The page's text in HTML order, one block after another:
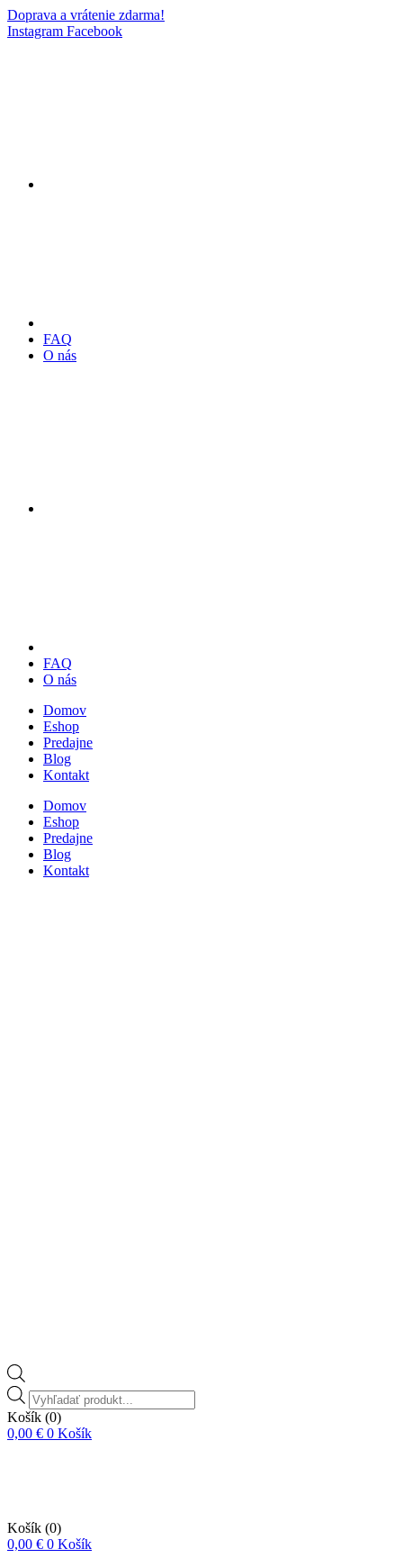
Doprava a vrátenie zdarma!
Instagram Facebook
FAQ
O nás
FAQ
O nás
Domov
Eshop
Predajne
Blog
Kontakt
Domov
Eshop
Predajne
Blog
Kontakt
Vyhľadávanie
produktov
Košík (0)
0,00 € 0 Košík
Košík (0)
0,00 € 0 Košík